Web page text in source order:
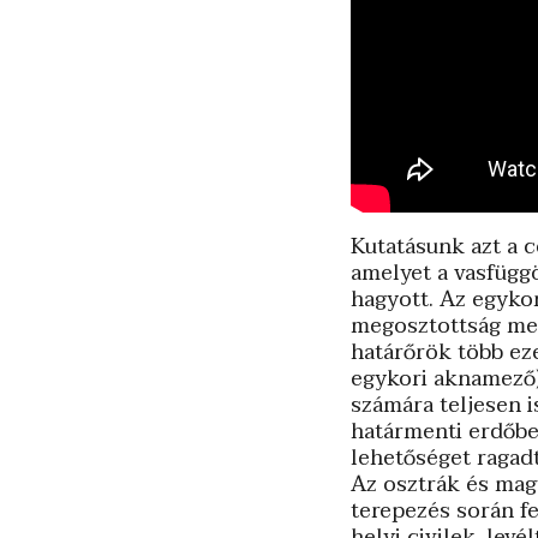
Kutatásunk azt a
amelyet a
hagyott. Az
megosztottság
határőrök több
egykori
számára teljesen
határmenti
lehetőséget
Az osztrák és
terepezés során